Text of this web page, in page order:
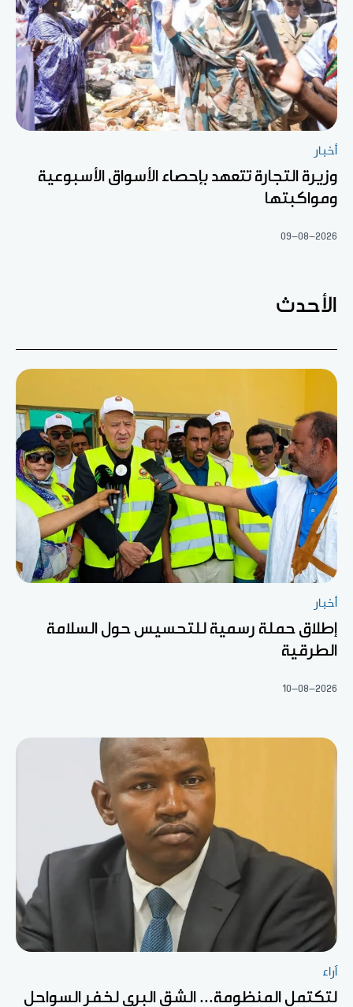
أخبار
وزيرة التجارة تتعهد بإحصاء الأسواق الأسبوعية
ومواكبتها
09-08-2026
الأحدث
أخبار
إطلاق حملة رسمية للتحسيس حول السلامة
الطرقية
10-08-2026
آراء
لتكتمل المنظومة... الشق البري لخفر السواحل